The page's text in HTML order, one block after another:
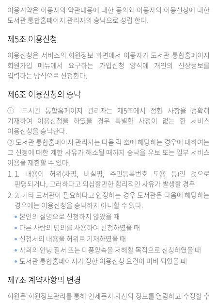
이용계약은 이용자의 약관내용에 대한 동의와 이용자의 이용신청에 대한
도서관 통합홈페이지 관리자의 승낙으로 성립 한다.
제5조 이용신청
이용신청은 서비스의 회원정보 화면에서 이용자가 도서관 통합홈페이지
회원가입 메뉴에서 요구하는 가입신청 양식에 개인의 신상정보를
입력하는 방식으로 신청한다.
제6조 이용신청의 승낙
① 도서관 통합홈페이지 관리자는 제5조에서 정한 사항을 정확히
기재하여 이용신청을 하였을 경우 특별한 사정이 없는 한 서비스
이용신청을 승낙한다.
② 도서관 통합홈페이지 관리자는 다음 각 호에 해당하는 경우에 대하여는
그 신청에 대한 제한 사유가 해소될 때까지 승낙을 유보 또는 일부 서비스
이용을 제한할 수 있다.
1. 내용이 허위(차명, 비실명, 주민등록번호 도용 등)인 것으로
판명되거나, 그러하다고 의심할만한 합리적인 사유가 발생할 경우
2. 기타 도서관이 필요하다고 인정하는 경우 도서관은 다음에 해당하는
경우에는 이용신청을 승낙하지 아니할 수 있다.
본인의 실명으로 신청하지 않았을 때
다른 사람의 명의를 사용하여 신청하였을 때
신청서의 내용을 허위로 기재하였을 때
사회의 안녕 질서 또는 미풍양속을 저해할 목적으로 신청하였을 때
도서관 통합홈페이지가 정한 이용신청 요건이 미비 되었을 때
제7조 계약사항의 변경
회원은 회원정보관리를 통해 언제든지 자신의 정보를 열람하고 수정할 수